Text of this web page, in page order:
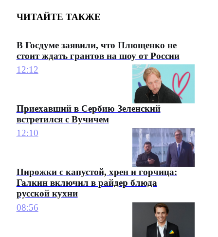
ЧИТАЙТЕ ТАКЖЕ
В Госдуме заявили, что Плющенко не
стоит ждать грантов на шоу от России
12:12
Приехавший в Сербию Зеленский
встретился с Вучичем
12:10
Пирожки с капустой, хрен и горчица:
Галкин включил в райдер блюда
русской кухни
08:56